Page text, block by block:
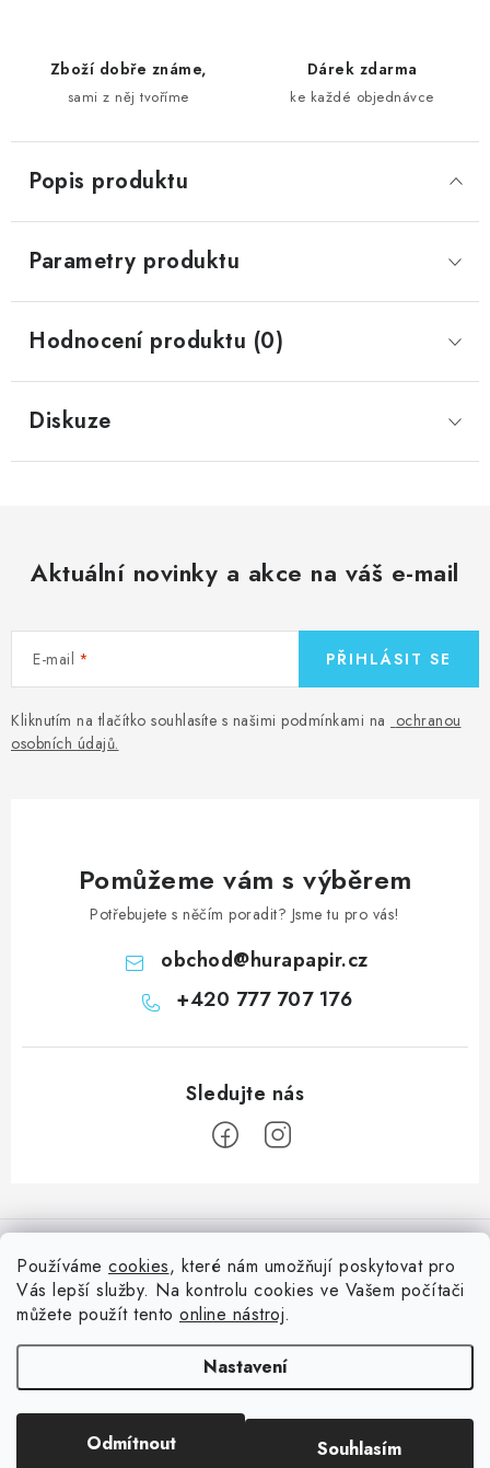
Používáme cookies, které nám umožňují poskytovat pro
Vás lepší služby. Na kontrolu cookies ve Vašem počítači
můžete použít tento online nástroj.
Nastavení
Odmítnout Souhlasím
Zboží dobře známe,
sami z něj tvoříme
Dárek zdarma
ke každé objednávce
Popis produktu
Parametry produktu
Hodnocení produktu (0)
Diskuze
Aktuální novinky a akce na váš e-mail
E-mail
Kliknutím na tlačítko souhlasíte s našimi podmínkami na ochranou
osobních údajů.
PŘIHLÁSIT SE
Pomůžeme vám s výběrem
Potřebujete s něčím poradit? Jsme tu pro vás!
obchod@hurapapir.cz
+420 777 707 176
á
Doprava
Oblíbené ♥️
Hodnocení obchodu
Nepřehlédněte
Blog s nápady a návody
Slovník pojmů, české návody
. Všechna práva vyhrazena.Upravit nastavení